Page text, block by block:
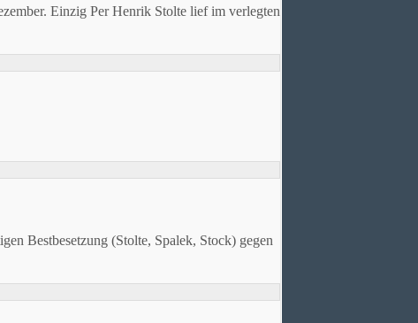
Einzig Per Henrik Stolte lief im verlegten
Bestbesetzung (Stolte, Spalek, Stock) gegen